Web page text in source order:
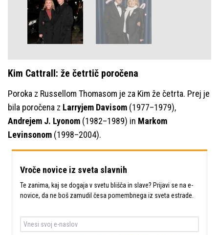
Kim Cattrall: že četrtič poročena
Poroka z Russellom Thomasom je za Kim že četrta. Prej je
bila poročena z Larryjem Davisom (1977–1979),
Andrejem J. Lyonom (1982–1989) in Markom
Levinsonom (1998–2004).
Vroče novice iz sveta slavnih
Te zanima, kaj se dogaja v svetu blišča in slave? Prijavi se na e-
novice, da ne boš zamudil česa pomembnega iz sveta estrade.